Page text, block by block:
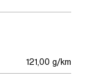
121,00 g/km